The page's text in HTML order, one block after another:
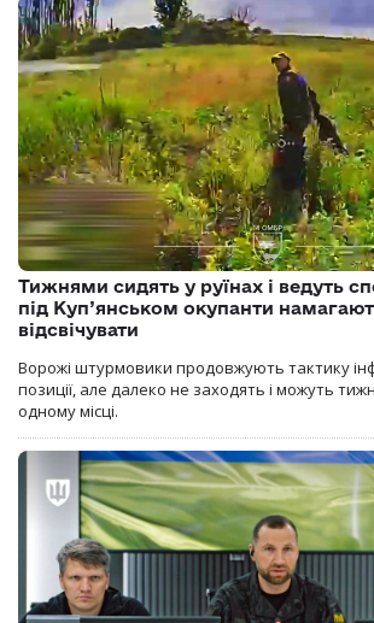
Тижнями сидять у руїнах і ведуть
під Куп’янськом окупанти
відсвічувати
Ворожі штурмовики продовжують тактику
позиції, але далеко не заходять і можуть
одному місці.